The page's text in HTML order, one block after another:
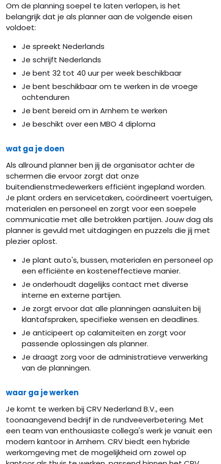
Om de planning soepel te laten verlopen, is het
belangrijk dat je als planner aan de volgende eisen
voldoet:
Je spreekt Nederlands
Je schrijft Nederlands
Je bent 32 tot 40 uur per week beschikbaar
Je bent beschikbaar om te werken in de vroege
ochtenduren
Je bent bereid om in Arnhem te werken
Je beschikt over een MBO 4 diploma
wat ga je doen
Als allround planner ben jij de organisator achter de
schermen die ervoor zorgt dat onze
buitendienstmedewerkers efficiënt ingepland worden.
Je plant orders en servicetaken, coördineert voertuigen,
materialen en personeel en zorgt voor een soepele
communicatie met alle betrokken partijen. Jouw dag als
planner is gevuld met uitdagingen en puzzels die jij met
plezier oplost.
Je plant auto's, bussen, materialen en personeel op
een efficiënte en kosteneffectieve manier.
Je onderhoudt dagelijks contact met diverse
interne en externe partijen.
Je zorgt ervoor dat alle planningen aansluiten bij
klantafspraken, specifieke wensen en deadlines.
Je anticipeert op calamiteiten en zorgt voor
passende oplossingen als planner.
Je draagt zorg voor de administratieve verwerking
van de planningen.
waar ga je werken
Je komt te werken bij CRV Nederland B.V., een
toonaangevend bedrijf in de rundveeverbetering. Met
een team van enthousiaste collega's werk je vanuit een
modern kantoor in Arnhem. CRV biedt een hybride
werkomgeving met de mogelijkheid om zowel op